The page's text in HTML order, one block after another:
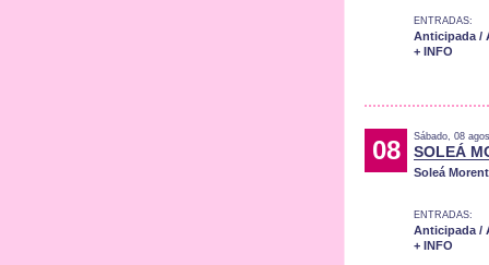
ENTRADAS:
Anticipada /
+ INFO
08 Sábado, 08
SOLEÁ
Soleá
ENTRADAS:
Anticipada /
+ INFO